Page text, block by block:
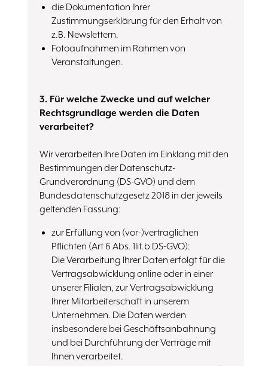
die Dokumentation Ihrer
Zustimmungserklärung für den Erhalt von
z.B. Newslettern.
Fotoaufnahmen im Rahmen von
Veranstaltungen.
3. Für welche Zwecke und auf welcher
Rechtsgrundlage werden die Daten
verarbeitet?
Wir verarbeiten Ihre Daten im Einklang mit den
Bestimmungen der Datenschutz-
Grundverordnung (DS-GVO) und dem
Bundesdatenschutzgesetz 2018 in der jeweils
geltenden Fassung:
zur Erfüllung von (vor-)vertraglichen
Pflichten (Art 6 Abs. 1lit.b DS-GVO):
Die Verarbeitung Ihrer Daten erfolgt für die
Vertragsabwicklung online oder in einer
unserer Filialen, zur Vertragsabwicklung
Ihrer Mitarbeiterschaft in unserem
Unternehmen. Die Daten werden
insbesondere bei Geschäftsanbahnung
und bei Durchführung der Verträge mit
Ihnen verarbeitet.